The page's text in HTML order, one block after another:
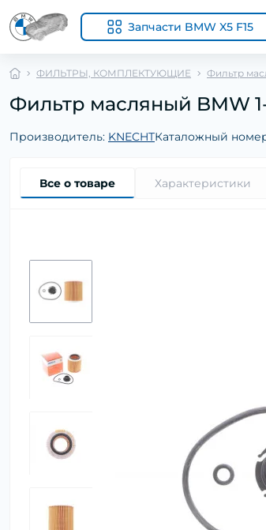
Запчасти BMW X5 F15
ФИЛЬТРЫ, КОМПЛЕКТУЮЩИЕ Фильтр
Фильтр масляный BMW 1-
Производитель: KNECHTКаталожный
Все о товаре Характеристики